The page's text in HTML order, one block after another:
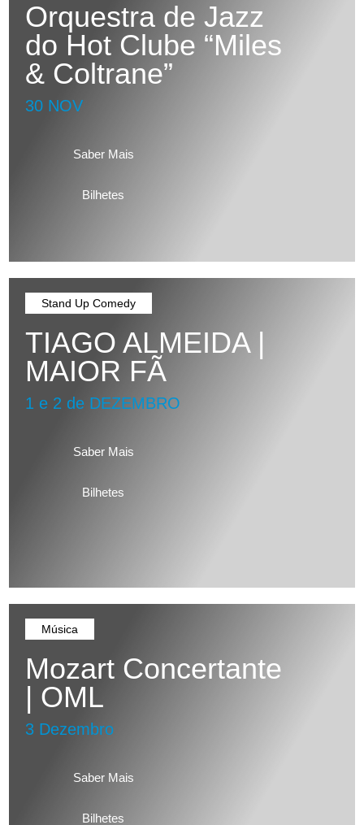
Orquestra de Jazz
do Hot Clube “Miles
& Coltrane”
30 NOV
Saber Mais
Bilhetes
Stand Up Comedy
TIAGO ALMEIDA |
MAIOR FÃ
1 e 2 de DEZEMBRO
Saber Mais
Bilhetes
Música
Mozart Concertante
| OML
3 Dezembro
Saber Mais
Bilhetes